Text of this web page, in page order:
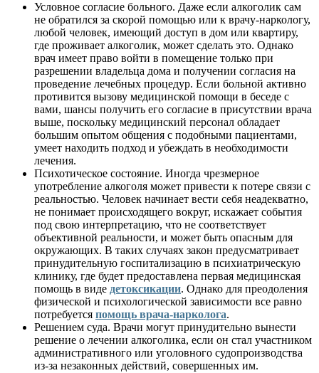
Условное согласие больного. Даже если алкоголик сам
не обратился за скорой помощью или к врачу-наркологу,
любой человек, имеющий доступ в дом или квартиру,
где проживает алкоголик, может сделать это. Однако
врач имеет право войти в помещение только при
разрешении владельца дома и получении согласия на
проведение лечебных процедур. Если больной активно
противится вызову медицинской помощи в беседе с
вами, шансы получить его согласие в присутствии врача
выше, поскольку медицинский персонал обладает
большим опытом общения с подобными пациентами,
умеет находить подход и убеждать в необходимости
лечения.
Психотическое состояние. Иногда чрезмерное
употребление алкоголя может привести к потере связи с
реальностью. Человек начинает вести себя неадекватно,
не понимает происходящего вокруг, искажает события
под свою интерпретацию, что не соответствует
объективной реальности, и может быть опасным для
окружающих. В таких случаях закон предусматривает
принудительную госпитализацию в психиатрическую
клинику, где будет предоставлена первая медицинская
помощь в виде детоксикации. Однако для преодоления
физической и психологической зависимости все равно
потребуется помощь врача-нарколога.
Решением суда. Врачи могут принудительно вынести
решение о лечении алкоголика, если он стал участником
административного или уголовного судопроизводства
из-за незаконных действий, совершенных им.